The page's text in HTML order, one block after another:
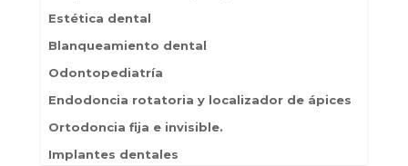
Estética dental
Blanqueamiento dental
Odontopediatría
Endodoncia rotatoria y localizador de ápices
Ortodoncia fija e invisible.
Implantes dentales